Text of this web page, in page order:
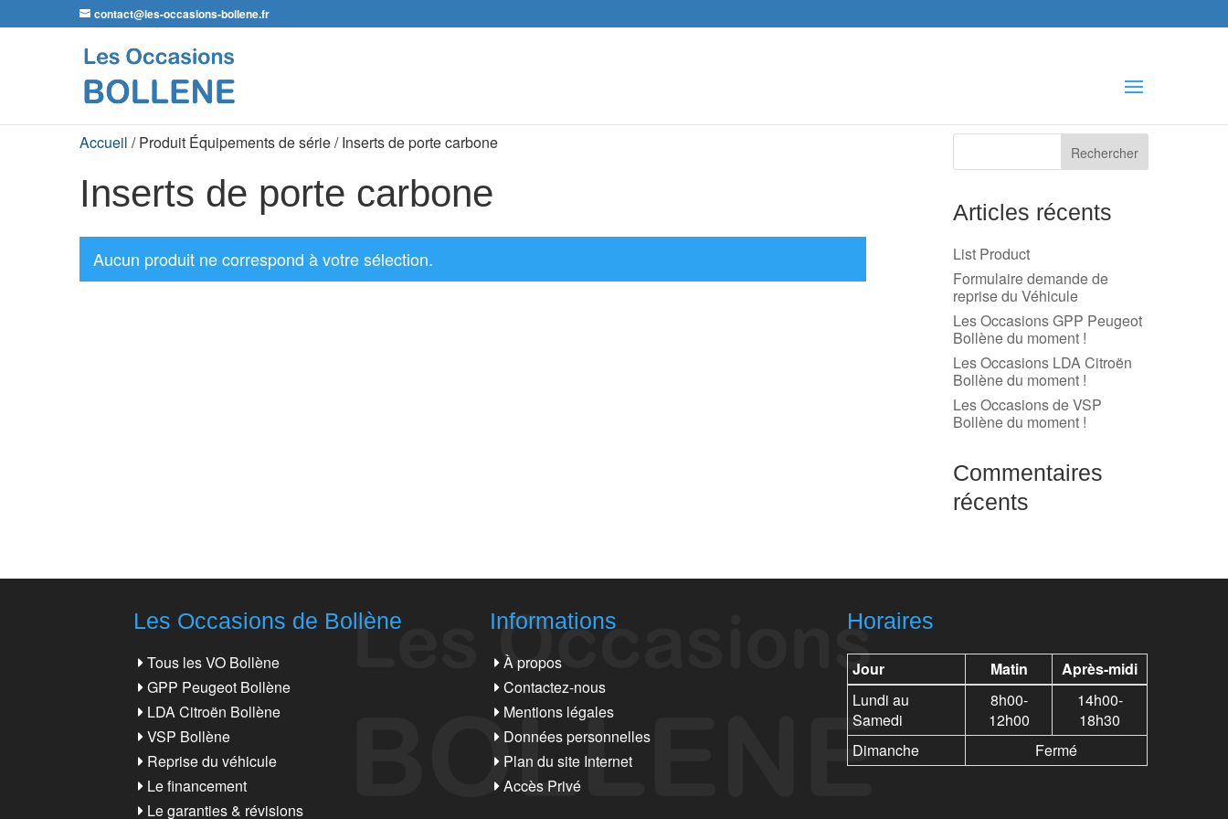
contact@les-occasions-bollene.fr
Accueil / Produit Équipements de série / Inserts de porte carbone
Inserts de porte carbone
Aucun produit ne correspond à votre sélection.
Articles récents
List Product
Formulaire demande de
reprise du Véhicule
Les Occasions GPP Peugeot
Bollène du moment !
Les Occasions LDA Citroën
Bollène du moment !
Les Occasions de VSP
Bollène du moment !
Commentaires
récents
Les Occasions de Bollène
Tous les VO Bollène
GPP Peugeot Bollène
LDA Citroën Bollène
VSP Bollène
Reprise du véhicule
Le financement
Le garanties & révisions
Informations
À propos
Contactez-nous
Mentions légales
Données personnelles
Plan du site Internet
Accès Privé
Horaires
Jour Matin
Après-midi
Lundi au
Samedi
8h00-
12h00
14h00-
18h30
Dimanche
Fermé